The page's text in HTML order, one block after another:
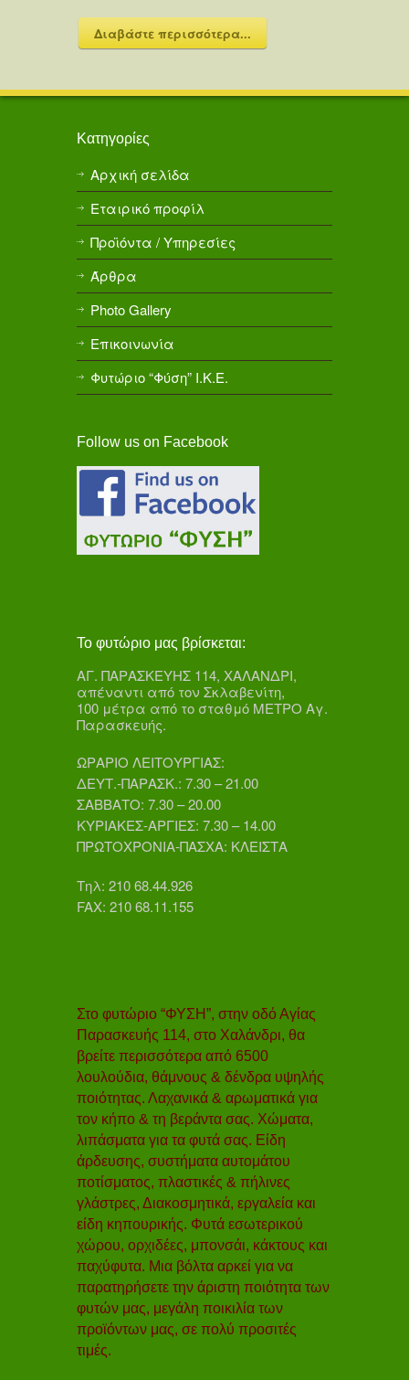
Διαβάστε περισσότερα...
Κατηγορίες
Αρχική σελίδα
Εταιρικό προφίλ
Προϊόντα / Υπηρεσίες
Άρθρα
Photo Gallery
Επικοινωνία
Φυτώριο “Φύση” Ι.Κ.Ε.
Follow us on Facebook
Το φυτώριο μας βρίσκεται:
ΑΓ. ΠΑΡΑΣΚΕΥΗΣ 114, ΧΑΛΑΝΔΡΙ,
απέναντι από τον Σκλαβενίτη,
100 μέτρα από το σταθμό ΜΕΤΡΟ Αγ.
Παρασκευής.
ΩΡΑΡΙΟ ΛΕΙΤΟΥΡΓΙΑΣ:
ΔΕΥΤ.-ΠΑΡΑΣΚ.: 7.30 – 21.00
ΣΑΒΒΑΤΟ: 7.30 – 20.00
ΚΥΡΙΑΚΕΣ-ΑΡΓΙΕΣ: 7.30 – 14.00
ΠΡΩΤΟΧΡΟΝΙΑ-ΠΑΣΧΑ: ΚΛΕΙΣΤΑ
Τηλ: 210 68.44.926
FAX: 210 68.11.155
Στο φυτώριο “ΦΥΣΗ”, στην οδό Αγίας
Παρασκευής 114, στο Χαλάνδρι, θα
βρείτε περισσότερα από 6500
λουλούδια, θάμνους & δένδρα υψηλής
ποιότητας. Λαχανικά & αρωματικά για
τον κήπο & τη βεράντα σας. Χώματα,
λιπάσματα για τα φυτά σας. Είδη
άρδευσης, συστήματα αυτομάτου
ποτίσματος, πλαστικές & πήλινες
γλάστρες, Διακοσμητικά, εργαλεία και
είδη κηπουρικής. Φυτά εσωτερικού
χώρου, ορχιδέες, μπονσάι, κάκτους και
παχύφυτα. Μια βόλτα αρκεί για να
παρατηρήσετε την άριστη ποιότητα των
φυτών μας, μεγάλη ποικιλία των
προϊόντων μας, σε πολύ προσιτές
τιμές.